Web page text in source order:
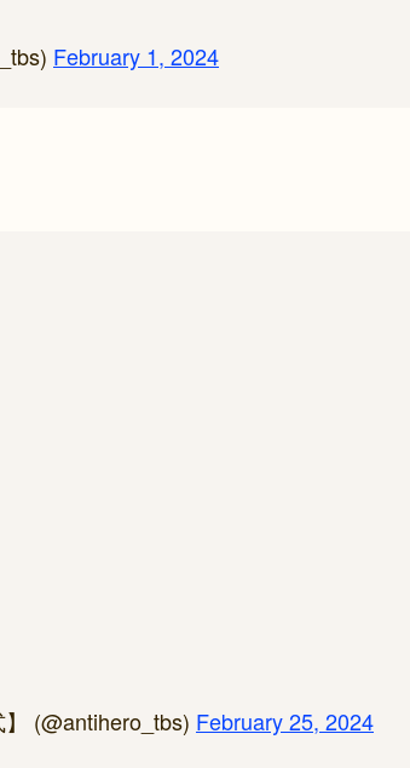
February 1, 2024
(@antihero_tbs) February 25, 2024